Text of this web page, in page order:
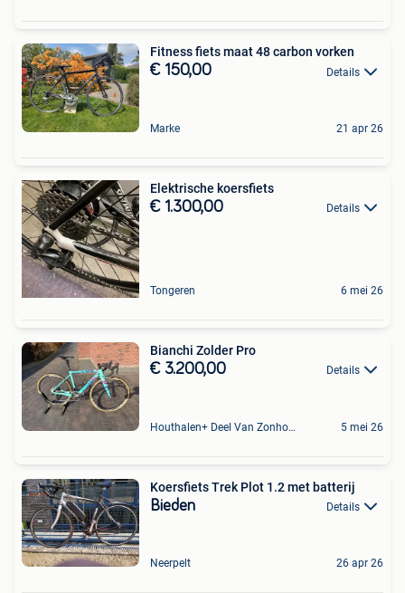
Fitness fiets maat 48 carbon vorken
€ 150,00 Details
Marke 21 apr 26
Elektrische koersfiets
€ 1.300,00 Details
Tongeren 6 mei 26
Bianchi Zolder Pro
€ 3.200,00 Details
Houthalen+ Deel Van Zonhoven En Zolder 5 mei 26
Koersfiets Trek Plot 1.2 met batterij
Bieden Details
Neerpelt 26 apr 26